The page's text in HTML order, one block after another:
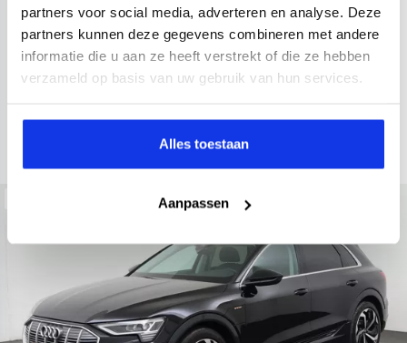
partners voor social media, adverteren en analyse. Deze
partners kunnen deze gegevens combineren met andere
informatie die u aan ze heeft verstrekt of die ze hebben
verzameld op basis van uw gebruik van hun services.
Alles toestaan
Aanpassen
Hybride benzine
Automaat
achteruitrijcamera
Apple Carplay/Android Auto
Kopen
Op aanvraag